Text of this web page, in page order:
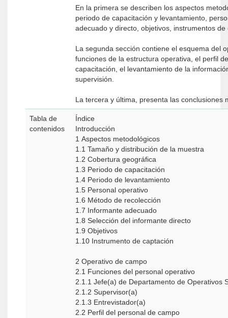
En la primera se describen los aspectos
periodo de capacitación y levantamiento,
adecuado y directo, objetivos, instrumentos
La segunda sección contiene el esquema del
funciones de la estructura operativa, el perfil
capacitación, el levantamiento de la
supervisión.
La tercera y última, presenta las conclusiones
Tabla de
contenidos
Índice
Introducción
1 Aspectos metodológicos
1.1 Tamaño y distribución de la muestra
1.2 Cobertura geográfica
1.3 Periodo de capacitación
1.4 Periodo de levantamiento
1.5 Personal operativo
1.6 Método de recolección
1.7 Informante adecuado
1.8 Selección del informante directo
1.9 Objetivos
1.10 Instrumento de captación
2 Operativo de campo
2.1 Funciones del personal operativo
2.1.1 Jefe(a) de Departamento de Operativos
2.1.2 Supervisor(a)
2.1.3 Entrevistador(a)
2.2 Perfil del personal de campo